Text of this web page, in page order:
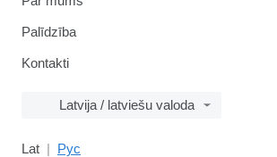
Palīdzība
Kontakti
Latvija / latviešu valoda
Lat Рус